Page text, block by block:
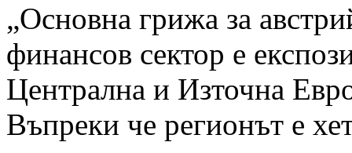
„Основна грижа за
финансов сектор е
Централна и Източна
Въпреки че регионът е